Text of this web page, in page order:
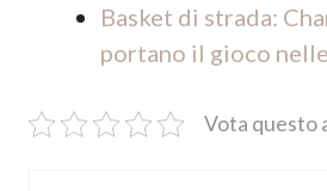
Basket di strada:
portano il gioco
Vota questo